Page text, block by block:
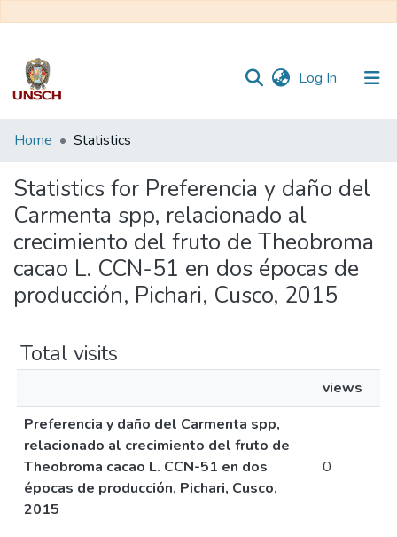
Log In (current)
Communities
Collections
All of DSpace
Home Statistics
Statistics for Preferencia y daño del
Carmenta spp, relacionado al
crecimiento del fruto de Theobroma
cacao L. CCN-51 en dos épocas de
producción, Pichari, Cusco, 2015
Total visits
views
Preferencia y daño del Carmenta spp,
relacionado al crecimiento del fruto de
Theobroma cacao L. CCN-51 en dos
épocas de producción, Pichari, Cusco,
2015
0